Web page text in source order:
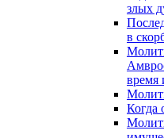
злых
в
время
Когда